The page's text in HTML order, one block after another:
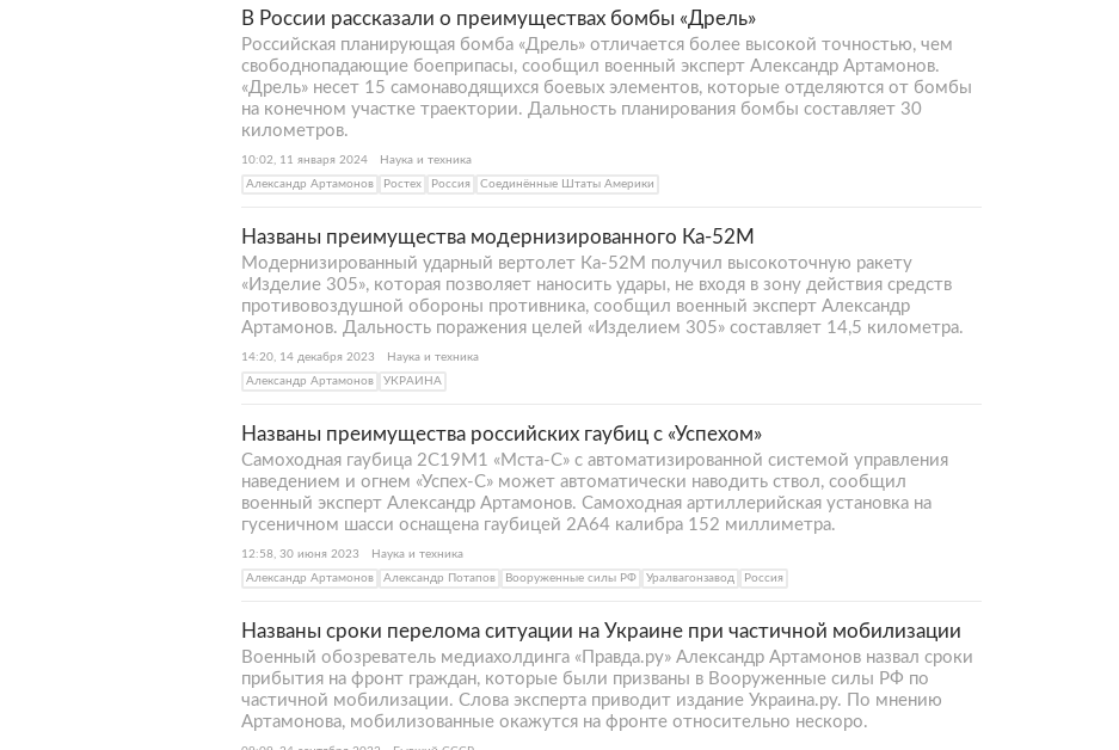
В России рассказали о преимуществах бомбы «Дрель»
Российская планирующая бомба «Дрель» отличается более высокой точностью, чем
свободнопадающие боеприпасы, сообщил военный эксперт Александр Артамонов.
«Дрель» несет 15 самонаводящихся боевых элементов, которые отделяются от бомбы
на конечном участке траектории. Дальность планирования бомбы составляет 30
километров.
10:02, 11 января 2024
Наука и техника
Александр Артамонов
Ростех Россия Соединённые Штаты Америки
Названы преимущества модернизированного Ка-52М
Модернизированный ударный вертолет Ка-52М получил высокоточную ракету
«Изделие 305», которая позволяет наносить удары, не входя в зону действия средств
противовоздушной обороны противника, сообщил военный эксперт Александр
Артамонов. Дальность поражения целей «Изделием 305» составляет 14,5 километра.
14:20, 14 декабря 2023
Наука и техника
Александр Артамонов
УКРАИНА
Названы преимущества российских гаубиц с «Успехом»
Самоходная гаубица 2С19М1 «Мста-С» с автоматизированной системой управления
наведением и огнем «Успех-С» может автоматически наводить ствол, сообщил
военный эксперт Александр Артамонов. Самоходная артиллерийская установка на
гусеничном шасси оснащена гаубицей 2А64 калибра 152 миллиметра.
12:58, 30 июня 2023
Наука и техника
Александр Артамонов
Александр Потапов Вооруженные силы РФ Уралвагонзавод Россия
Названы сроки перелома ситуации на Украине при частичной мобилизации
Военный обозреватель медиахолдинга «Правда.ру» Александр Артамонов назвал сроки
прибытия на фронт граждан, которые были призваны в Вооруженные силы РФ по
частичной мобилизации. Слова эксперта приводит издание Украина.ру. По мнению
Артамонова, мобилизованные окажутся на фронте относительно нескоро.